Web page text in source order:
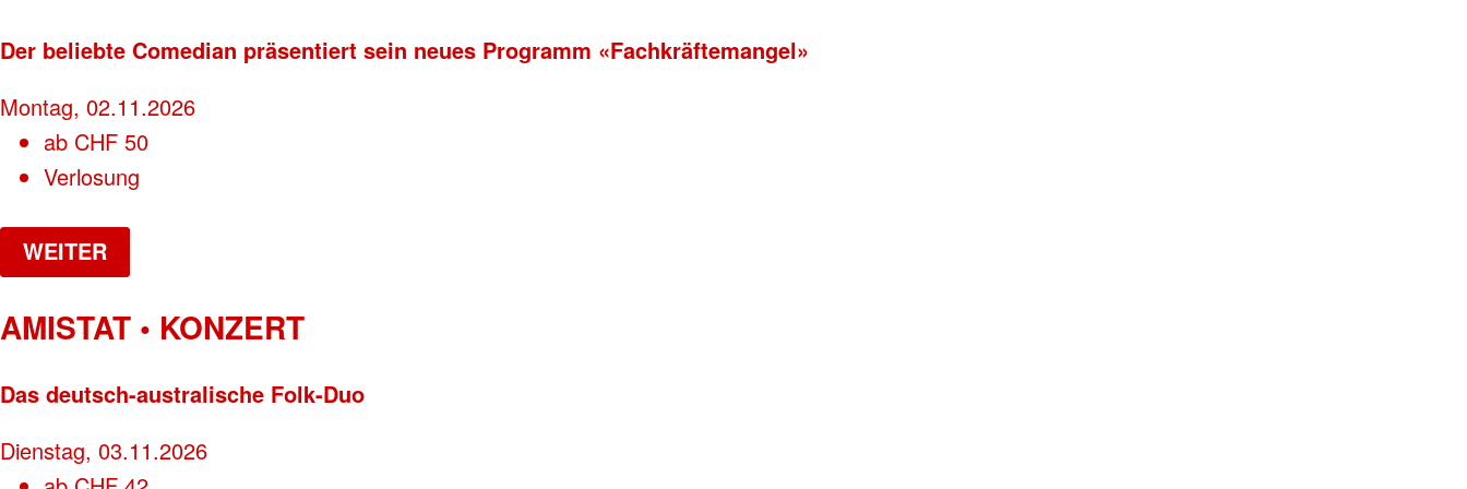
Der beliebte Comedian präsentiert sein neues Programm «Fachkräftemangel»
Montag, 02.11.2026
ab CHF 50
Verlosung
WEITER
AMISTAT • KONZERT
Das deutsch-australische Folk-Duo
Dienstag, 03.11.2026